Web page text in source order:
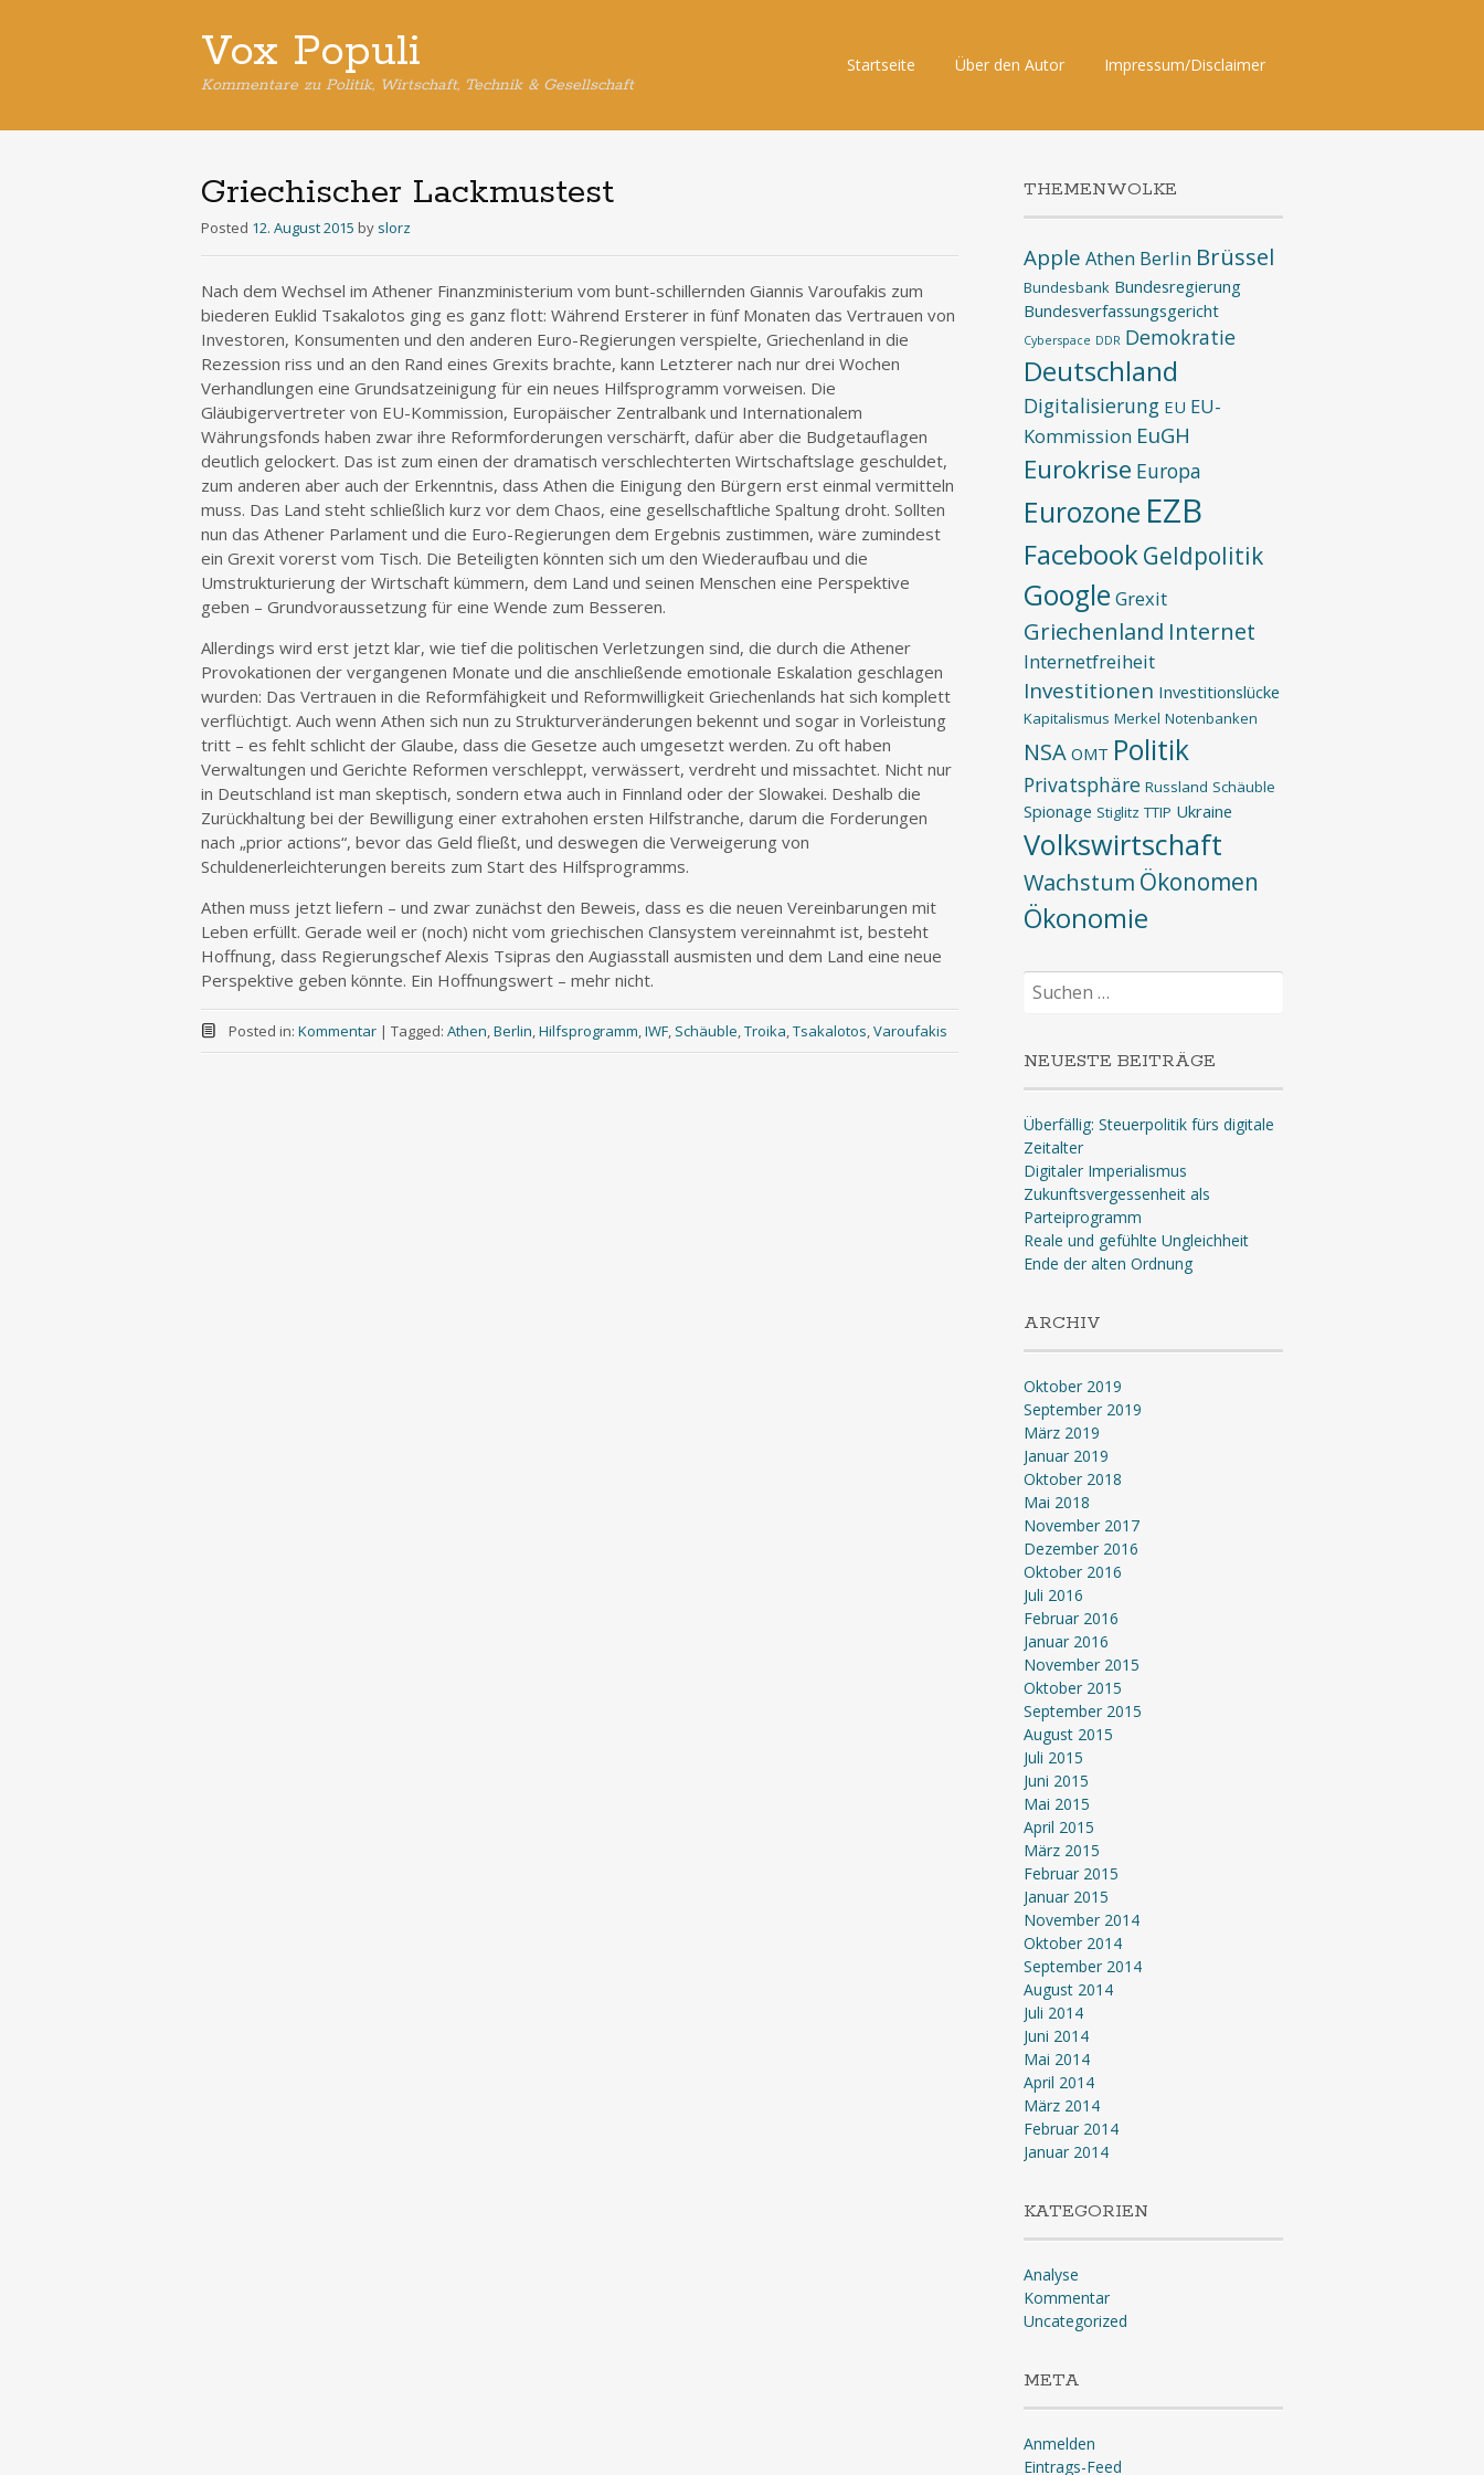
Vox Populi
Kommentare zu Politik, Wirtschaft, Technik & Gesellschaft
Skip
Startseite Über den Autor Impressum/Disclaimer
Griechischer Lackmustest
Posted 12. August 2015 by slorz
Nach dem Wechsel im Athener Finanzministerium vom bunt-schillernden Giannis Varoufakis zum
biederen Euklid Tsakalotos ging es ganz flott: Während Ersterer in fünf Monaten das Vertrauen von
Investoren, Konsumenten und den anderen Euro-Regierungen verspielte, Griechenland in die
Rezession riss und an den Rand eines Grexits brachte, kann Letzterer nach nur drei Wochen
Verhandlungen eine Grundsatzeinigung für ein neues Hilfsprogramm vorweisen. Die
Gläubigervertreter von EU-Kommission, Europäischer Zentralbank und Internationalem
Währungsfonds haben zwar ihre Reformforderungen verschärft, dafür aber die Budgetauflagen
deutlich gelockert. Das ist zum einen der dramatisch verschlechterten Wirtschaftslage geschuldet,
zum anderen aber auch der Erkenntnis, dass Athen die Einigung den Bürgern erst einmal vermitteln
muss. Das Land steht schließlich kurz vor dem Chaos, eine gesellschaftliche Spaltung droht. Sollten
nun das Athener Parlament und die Euro-Regierungen dem Ergebnis zustimmen, wäre zumindest
ein Grexit vorerst vom Tisch. Die Beteiligten könnten sich um den Wiederaufbau und die
Umstrukturierung der Wirtschaft kümmern, dem Land und seinen Menschen eine Perspektive
geben – Grundvoraussetzung für eine Wende zum Besseren.
Allerdings wird erst jetzt klar, wie tief die politischen Verletzungen sind, die durch die Athener
Provokationen der vergangenen Monate und die anschließende emotionale Eskalation geschlagen
wurden: Das Vertrauen in die Reformfähigkeit und Reformwilligkeit Griechenlands hat sich komplett
verflüchtigt. Auch wenn Athen sich nun zu Strukturveränderungen bekennt und sogar in Vorleistung
tritt – es fehlt schlicht der Glaube, dass die Gesetze auch umgesetzt werden. Zu oft haben
Verwaltungen und Gerichte Reformen verschleppt, verwässert, verdreht und missachtet. Nicht nur
in Deutschland ist man skeptisch, sondern etwa auch in Finnland oder der Slowakei. Deshalb die
Zurückhaltung bei der Bewilligung einer extrahohen ersten Hilfstranche, darum die Forderungen
nach „prior actions“, bevor das Geld fließt, und deswegen die Verweigerung von
Schuldenerleichterungen bereits zum Start des Hilfsprogramms.
Athen muss jetzt liefern – und zwar zunächst den Beweis, dass es die neuen Vereinbarungen mit
Leben erfüllt. Gerade weil er (noch) nicht vom griechischen Clansystem vereinnahmt ist, besteht
Hoffnung, dass Regierungschef Alexis Tsipras den Augiasstall ausmisten und dem Land eine neue
Perspektive geben könnte. Ein Hoffnungswert – mehr nicht.
Posted in: Kommentar | Tagged: Athen,Berlin,Hilfsprogramm,IWF, Schäuble,Troika,Tsakalotos,Varoufakis
THEMENWOLKE
Apple Athen Berlin Brüssel
Bundesbank Bundesregierung
Bundesverfassungsgericht
Cyberspace DDR Demokratie
Deutschland
Digitalisierung EU EU-
Kommission EuGH
Eurokrise Europa
Eurozone EZB
FacebookGeldpolitik
Google Grexit
Griechenland Internet
Internetfreiheit
Investitionen Investitionslücke
Kapitalismus Merkel Notenbanken
NSA OMT Politik
Privatsphäre Russland Schäuble
Spionage Stiglitz TTIP Ukraine
Volkswirtschaft
Wachstum Ökonomen
Ökonomie
Suchen
nach:
NEUESTE BEITRÄGE
Überfällig: Steuerpolitik fürs digitale
Zeitalter
Digitaler Imperialismus
Zukunftsvergessenheit als
Parteiprogramm
Reale und gefühlte Ungleichheit
Ende der alten Ordnung
ARCHIV
Oktober 2019
September 2019
März 2019
Januar 2019
Oktober 2018
Mai 2018
November 2017
Dezember 2016
Oktober 2016
Juli 2016
Februar 2016
Januar 2016
November 2015
Oktober 2015
September 2015
August 2015
Juli 2015
Juni 2015
Mai 2015
April 2015
März 2015
Februar 2015
Januar 2015
November 2014
Oktober 2014
September 2014
August 2014
Juli 2014
Juni 2014
Mai 2014
April 2014
März 2014
Februar 2014
Januar 2014
KATEGORIEN
Analyse
Kommentar
Uncategorized
META
Anmelden
Eintrags-Feed